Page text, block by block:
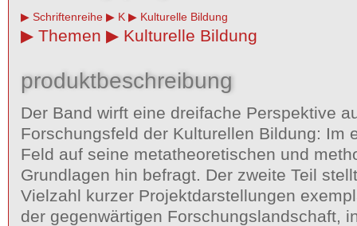
Schriftenreihe K Kulturelle Bildung
Themen Kulturelle Bildung
produktbeschreibung
Der Band wirft eine dreifache Perspektive
Forschungsfeld der Kulturellen Bildung: Im
Feld auf seine metatheoretischen und
Grundlagen hin befragt. Der zweite Teil
Vielzahl kurzer Projektdarstellungen
der gegenwärtigen Forschungslandschaft,